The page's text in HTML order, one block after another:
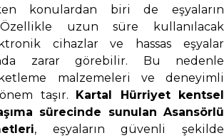
konulardan biri de eşyaların
Özellikle uzun süre kullanılacak
cihazlar ve hassas eşyalar
zarar görebilir. Bu nedenle
malzemeleri ve deneyimli
taşır. Kartal Hürriyet kentsel
sürecinde sunulan Asansörlü
, eşyaların güvenli şekilde